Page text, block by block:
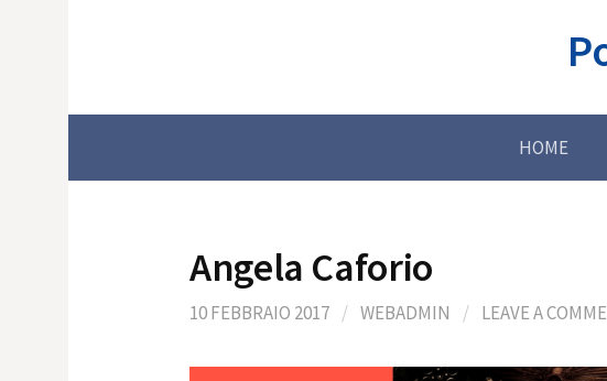
HOME
Angela Caforio
10 FEBBRAIO 2017 / WEBADMIN / LEAVE A